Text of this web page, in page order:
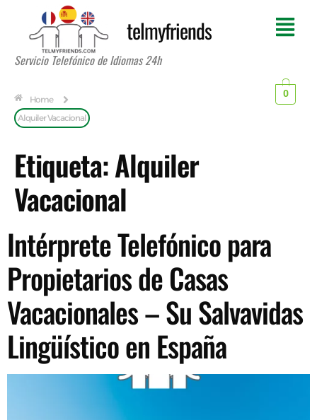
telmyfriends
Servicio Telefónico de Idiomas 24h
Home
Alquiler Vacacional
0
Etiqueta:Alquiler
Vacacional
Intérprete Telefónico para
Propietarios de Casas
Vacacionales – Su Salvavidas
Lingüístico en España